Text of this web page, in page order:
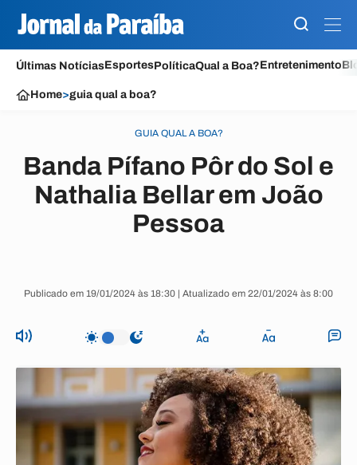
Últimas NotíciasEsportesPolíticaQual a Boa?Entretenimento
Home>guia qual a boa?
GUIA QUAL A BOA?
Banda Pífano Pôr do Sol e
Nathalia Bellar em João
Pessoa
Publicado em 19/01/2024 às 18:30 | Atualizado em 22/01/2024 às 8:00